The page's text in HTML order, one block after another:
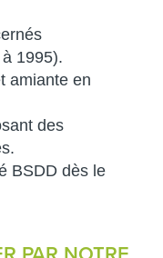
1995).
amiante en
des
BSDD dès le